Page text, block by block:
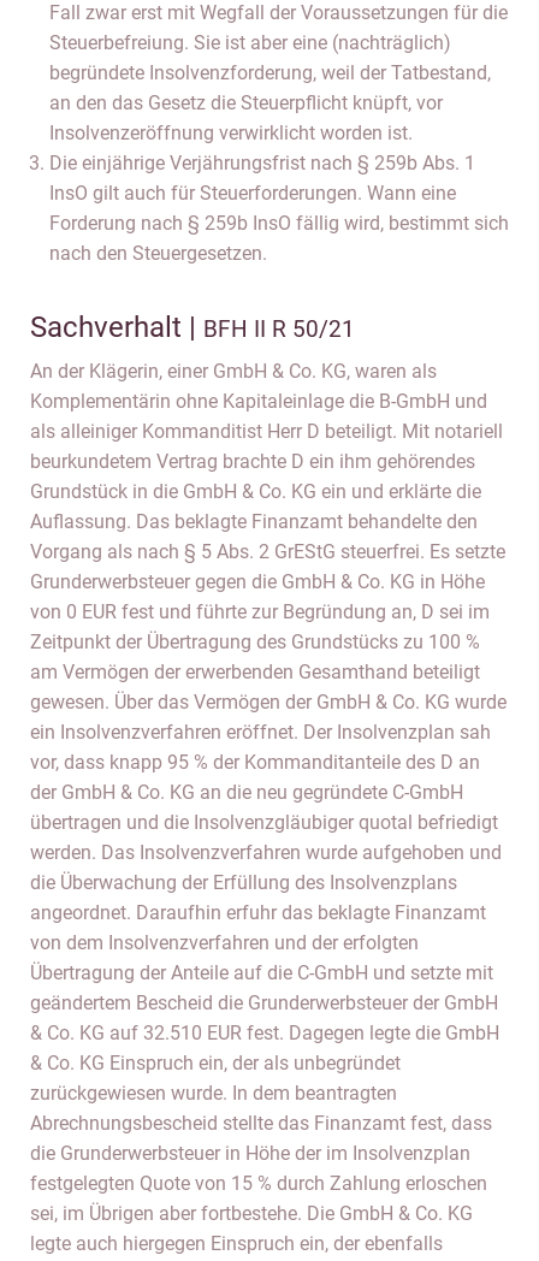
Fall zwar erst mit Wegfall der Voraussetzungen für die
Steuerbefreiung. Sie ist aber eine (nachträglich)
begründete Insolvenzforderung, weil der Tatbestand,
an den das Gesetz die Steuerpflicht knüpft, vor
Insolvenzeröffnung verwirklicht worden ist.
Die einjährige Verjährungsfrist nach § 259b Abs. 1
InsO gilt auch für Steuerforderungen. Wann eine
Forderung nach § 259b InsO fällig wird, bestimmt sich
nach den Steuergesetzen.
Sachverhalt | BFH II R 50/21
An der Klägerin, einer GmbH & Co. KG, waren als
Komplementärin ohne Kapitaleinlage die B-GmbH und
als alleiniger Kommanditist Herr D beteiligt. Mit notariell
beurkundetem Vertrag brachte D ein ihm gehörendes
Grundstück in die GmbH & Co. KG ein und erklärte die
Auflassung. Das beklagte Finanzamt behandelte den
Vorgang als nach § 5 Abs. 2 GrEStG steuerfrei. Es setzte
Grunderwerbsteuer gegen die GmbH & Co. KG in Höhe
von 0 EUR fest und führte zur Begründung an, D sei im
Zeitpunkt der Übertragung des Grundstücks zu 100 %
am Vermögen der erwerbenden Gesamthand beteiligt
gewesen. Über das Vermögen der GmbH & Co. KG wurde
ein Insolvenzverfahren eröffnet. Der Insolvenzplan sah
vor, dass knapp 95 % der Kommanditanteile des D an
der GmbH & Co. KG an die neu gegründete C-GmbH
übertragen und die Insolvenzgläubiger quotal befriedigt
werden. Das Insolvenzverfahren wurde aufgehoben und
die Überwachung der Erfüllung des Insolvenzplans
angeordnet. Daraufhin erfuhr das beklagte Finanzamt
von dem Insolvenzverfahren und der erfolgten
Übertragung der Anteile auf die C-GmbH und setzte mit
geändertem Bescheid die Grunderwerbsteuer der GmbH
& Co. KG auf 32.510 EUR fest. Dagegen legte die GmbH
& Co. KG Einspruch ein, der als unbegründet
zurückgewiesen wurde. In dem beantragten
Abrechnungsbescheid stellte das Finanzamt fest, dass
die Grunderwerbsteuer in Höhe der im Insolvenzplan
festgelegten Quote von 15 % durch Zahlung erloschen
sei, im Übrigen aber fortbestehe. Die GmbH & Co. KG
legte auch hiergegen Einspruch ein, der ebenfalls